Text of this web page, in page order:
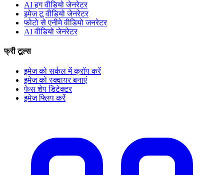
AI हग वीडियो जेनरेटर
इमेज टू वीडियो जेनरेटर
फोटो से एनीमे वीडियो जनरेटर
AI वीडियो जेनरेटर
फ्री टूल्स
इमेज को सर्कल में क्रॉप करें
इमेज को स्क्वायर बनाएं
फेस शेप डिटेक्टर
इमेज फ्लिप करें